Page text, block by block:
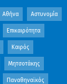
Αθήνα Αστυνομία
Επικαιρότητα
Καιρός
Μητσοτάκης
Παναθηναϊκός